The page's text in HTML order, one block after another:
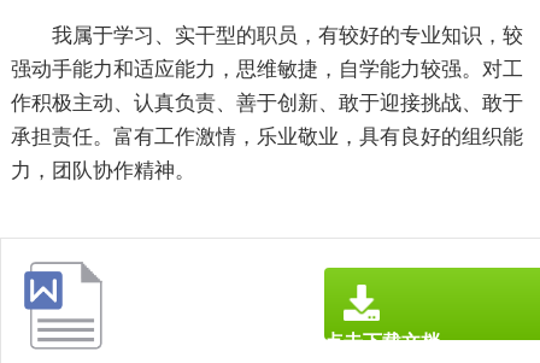
我属于学习、实干型的职员，有较好的专业知识，较
强动手能力和适应能力，思维敏捷，自学能力较强。对工
作积极主动、认真负责、善于创新、敢于迎接挑战、敢于
承担责任。富有工作激情，乐业敬业，具有良好的组织能
力，团队协作精神。
点击下载文档